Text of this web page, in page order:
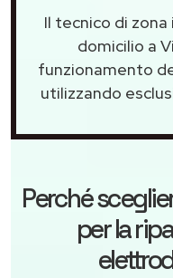
Il tecnico di
domicilio a
funzionamento
utilizzando
Perché
per la